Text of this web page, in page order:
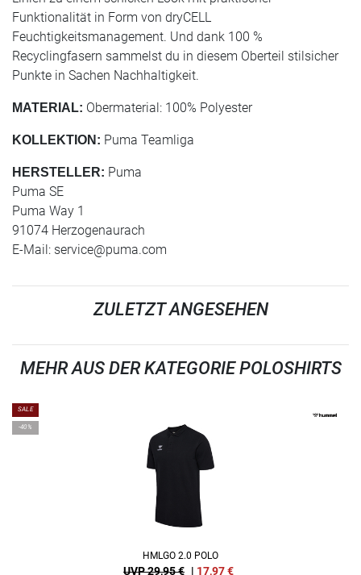
Funktionalität in Form von dryCELL
Feuchtigkeitsmanagement. Und dank 100 %
Recyclingfasern sammelst du in diesem Oberteil stilsicher
Punkte in Sachen Nachhaltigkeit.
MATERIAL: Obermaterial: 100% Polyester
KOLLEKTION: Puma Teamliga
HERSTELLER: Puma
Puma SE
Puma Way 1
91074 Herzogenaurach
E-Mail: service@puma.com
ZULETZT ANGESEHEN
MEHR AUS DER KATEGORIE POLOSHIRTS
SALE
-40%
HMLGO 2.0 POLO
UVP 29,95 € | 17,97€